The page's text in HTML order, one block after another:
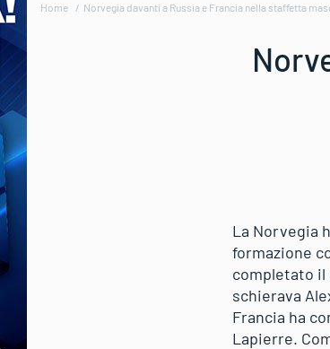
Home Norvegia davanti a Russia e Francia nella staffetta
La Norvegia
formazione
completato il
schierava
Francia ha
Lapierre.